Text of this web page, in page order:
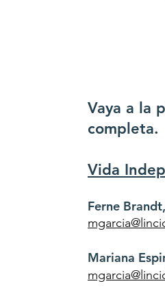
Vaya a la
completa.
Vida
Ferne
Mariana